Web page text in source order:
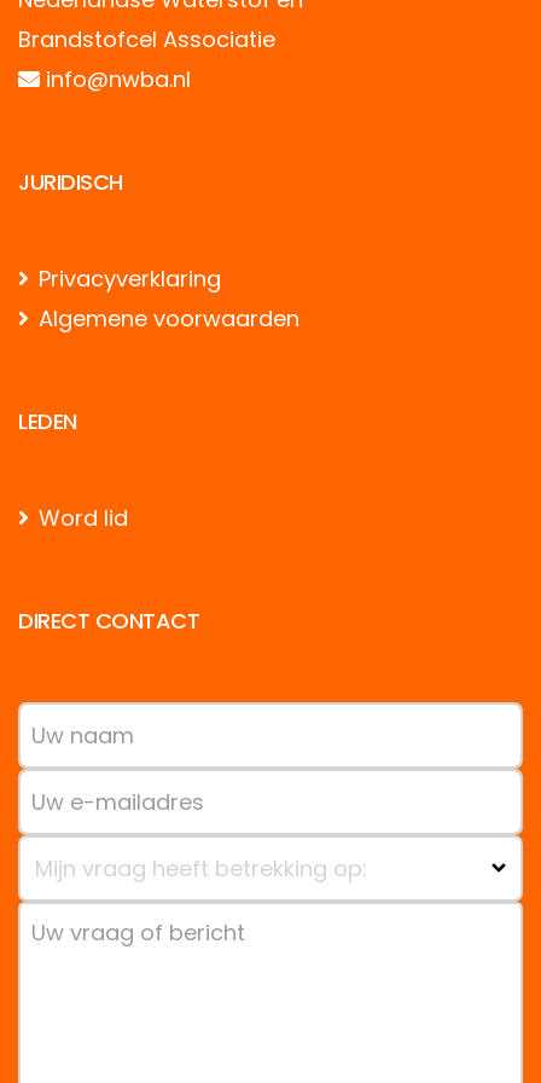
Brandstofcel Associatie
info@nwba.nl
JURIDISCH
Privacyverklaring
Algemene voorwaarden
LEDEN
Word lid
DIRECT CONTACT
Mijn vraag heeft betrekking op: